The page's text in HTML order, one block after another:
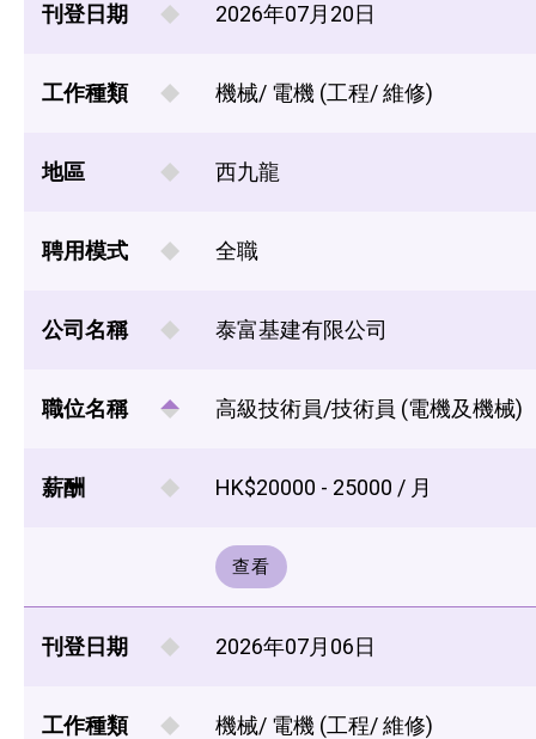
刊登日期 2026年07月20日
工作種類 機械/ 電機 (工程/ 維修)
地區 西九龍
聘用模式 全職
公司名稱 泰富基建有限公司
職位名稱 高級技術員/技術員 (電機及機械)
薪酬 HK$20000 - 25000 / 月
查看
刊登日期 2026年07月06日
工作種類 機械/ 電機 (工程/ 維修)